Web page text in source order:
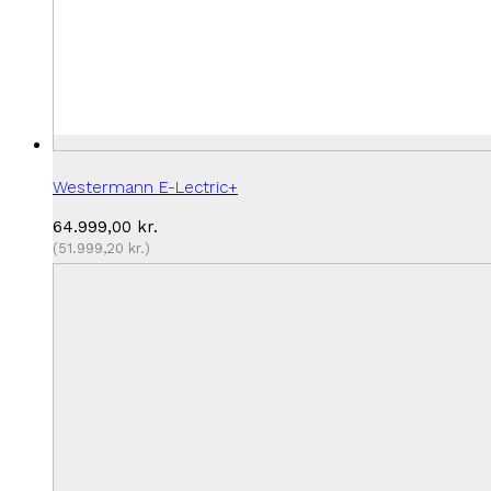
Westermann E-Lectric+
64.999,00 kr.
(51.999,20 kr.)